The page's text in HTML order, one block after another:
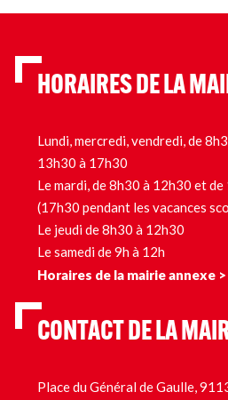
HORAIRES DE LA
Lundi, mercredi, vendredi, de
13h30 à 17h30
Le mardi, de 8h30 à 12h30 et
(17h30 pendant les vacances
Le jeudi de 8h30 à 12h30
Le samedi de 9h à 12h
Horaires de la mairie annexe >
CONTACT DE LA
Place du Général de Gaulle,